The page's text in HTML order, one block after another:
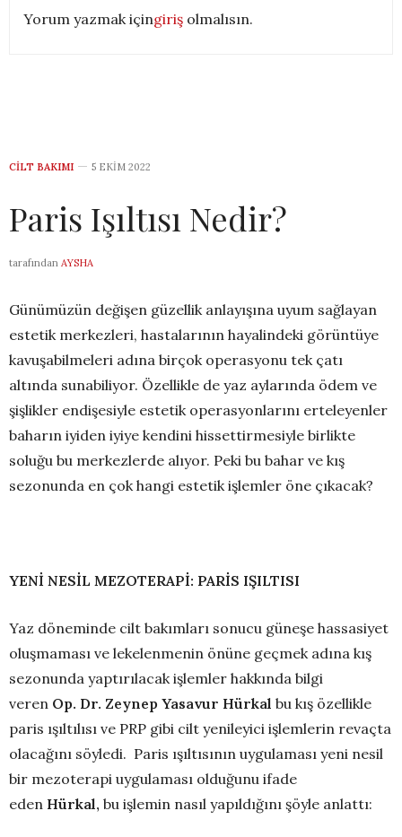
Yorum yazmak içingiriş olmalısın.
CILT BAKIMI 5 EKIM 2022
Paris Işıltısı Nedir?
tarafından AYSHA
Günümüzün değişen güzellik anlayışına uyum sağlayan
estetik merkezleri, hastalarının hayalindeki görüntüye
kavuşabilmeleri adına birçok operasyonu tek çatı
altında sunabiliyor. Özellikle de yaz aylarında ödem ve
şişlikler endişesiyle estetik operasyonlarını erteleyenler
baharın iyiden iyiye kendini hissettirmesiyle birlikte
soluğu bu merkezlerde alıyor. Peki bu bahar ve kış
sezonunda en çok hangi estetik işlemler öne çıkacak?
YENİ NESİL MEZOTERAPİ: PARİS IŞILTISI
Yaz döneminde cilt bakımları sonucu güneşe hassasiyet
oluşmaması ve lekelenmenin önüne geçmek adına kış
sezonunda yaptırılacak işlemler hakkında bilgi
veren Op. Dr. Zeynep Yasavur Hürkal bu kış özellikle
paris ışıltılısı ve PRP gibi cilt yenileyici işlemlerin revaçta
olacağını söyledi. Paris ışıltısının uygulaması yeni nesil
bir mezoterapi uygulaması olduğunu ifade
eden Hürkal, bu işlemin nasıl yapıldığını şöyle anlattı: